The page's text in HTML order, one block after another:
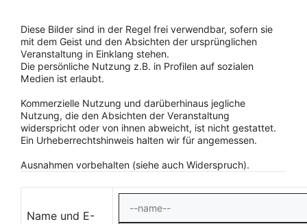
Diese Bilder sind in der Regel frei verwendbar, sofern sie
mit dem Geist und den Absichten der ursprünglichen
Veranstaltung in Einklang stehen.
Die persönliche Nutzung z.B. in Profilen auf sozialen
Medien ist erlaubt.
Kommerzielle Nutzung und darüberhinaus jegliche
Nutzung, die den Absichten der Veranstaltung
widerspricht oder von ihnen abweicht, ist nicht gestattet.
Ein Urheberrechtshinweis halten wir für angemessen.
Ausnahmen vorbehalten (siehe auch Widerspruch).
Name und E-